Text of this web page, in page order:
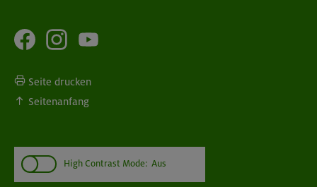
Seite drucken
Seitenanfang
High Contrast Mode: Aus